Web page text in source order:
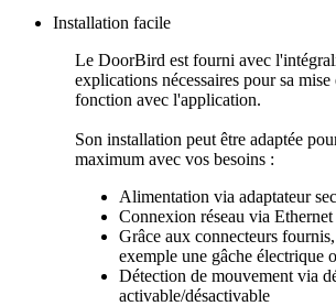
Installation facile
Le DoorBird est fourni avec
explications nécessaires pour sa mise
fonction avec l'application.
Son installation peut être adaptée
maximum avec vos besoins :
Alimentation via adaptateur
Connexion réseau via
Grâce aux connecteurs
exemple une gâche électrique
Détection de mouvement via
activable/désactivable